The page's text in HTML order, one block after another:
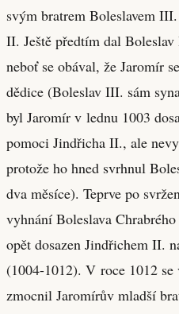
svým bratrem Boleslavem
II. Ještě předtím dal
neboť se obával, že Jaromír
dědice (Boleslav III. sám
byl Jaromír v lednu 1003
pomoci Jindřicha II., ale
protože ho hned svrhnul
dva měsíce). Teprve po
vyhnání Boleslava
opět dosazen Jindřichem II.
(1004-1012). V roce 1012 se
zmocnil Jaromírův mladší